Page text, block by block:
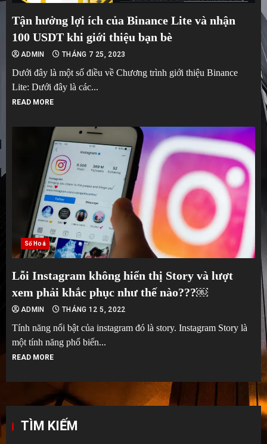
Tận hưởng lợi ích của Binance Lite và nhận
100 USDT khi giới thiệu bạn bè
ADMIN THÁNG 7 25, 2023
Dưới đây là một số điều về Chương trình giới thiệu Binance
Lite: Dưới đây là các...
READ MORE
Số Hoá
Lỗi Instagram không hiển thị Story và lượt
xem phải khắc phục như thế nào???￼
ADMIN THÁNG 12 5, 2022
Tính năng nổi bật của instagram đó là story. Instagram Story là
một tính năng phổ biến...
READ MORE
TÌM KIẾM